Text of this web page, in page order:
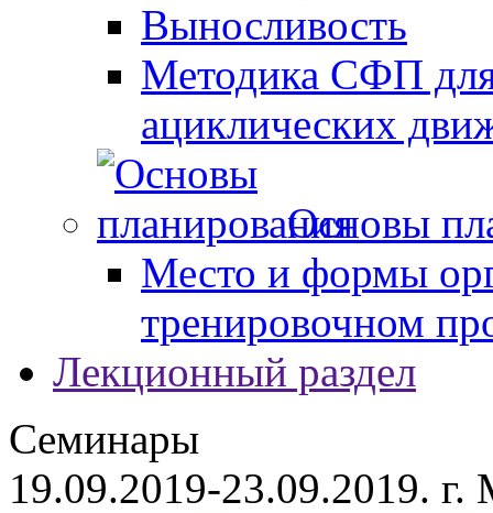
Выносливость
Методика СФП для
ациклических
Основы
Место и формы
тренировочном
Лекционный раздел
Семинары
19.09.2019-23.09.2019. г.